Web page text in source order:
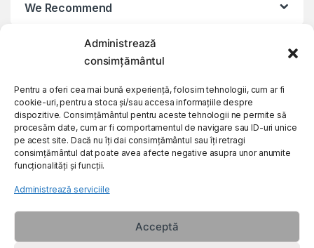
Administrează
consimțământul
Pentru a oferi cea mai bună experiență, folosim tehnologii, cum ar fi
cookie-uri, pentru a stoca și/sau accesa informațiile despre
dispozitive. Consimțământul pentru aceste tehnologii ne permite să
procesăm date, cum ar fi comportamentul de navigare sau ID-uri unice
pe acest site. Dacă nu îți dai consimțământul sau îți retragi
consimțământul dat poate avea afecte negative asupra unor anumite
funcționalități și funcții.
Administrează serviciile
Acceptă
We Recommend
My Account
Customer Care
About Us